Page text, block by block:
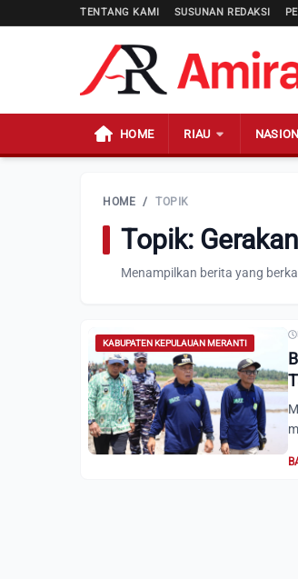
TENTANG KAMI SUSUNAN REDAKSI
HOME RIAU
HOME / TOPIK
Topik:
Menampilkan berita yang
KABUPATEN KEPULAUAN MERANTI